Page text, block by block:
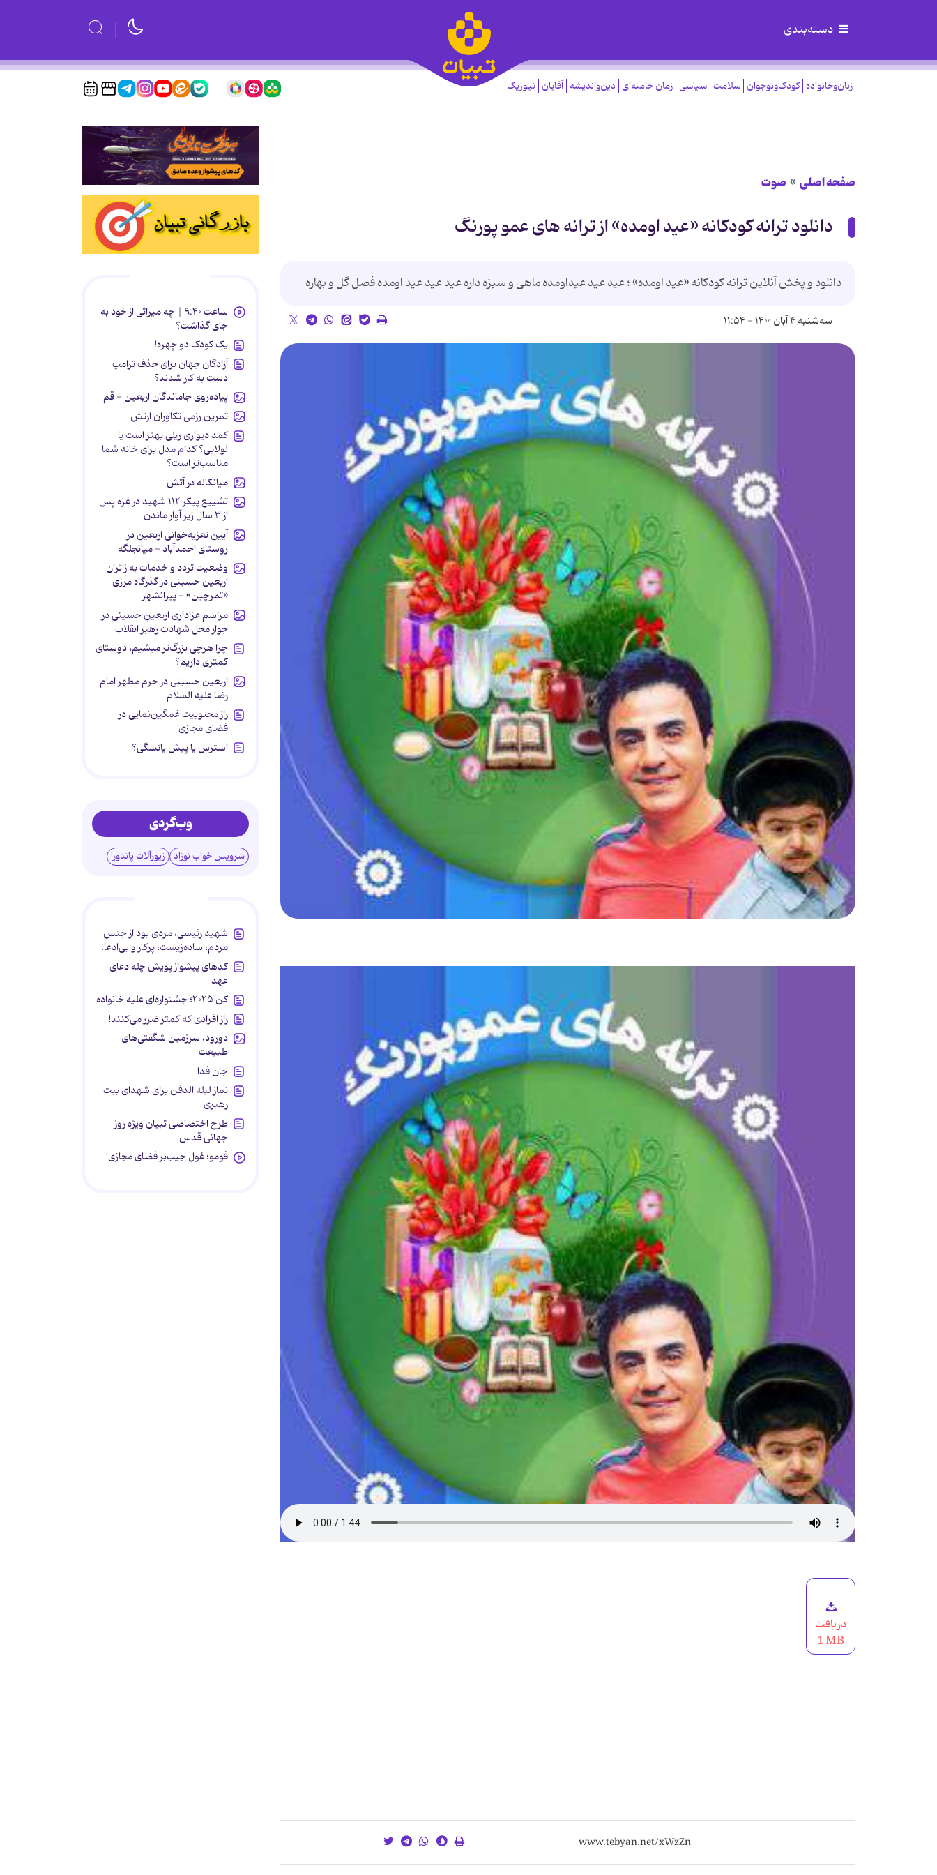
دسته‌بندی
زنان‌وخانواده کودک‌ونوجوان سلامت سیاسی زمان خامنه‌ای دین‌واندیشه آقایان نیوزیک
صفحه اصلی صوت
دانلود ترانه کودکانه «عید اومده» از ترانه های عمو پورنگ
دانلود و پخش آنلاین ترانه کودکانه «عید اومده» ؛ عید عید عیداومده ماهی و سبزه داره عید عید عید اومده فصل گل و بهاره
سه‌شنبه ۴ آبان ۱۴۰۰ - ۱۱:۵۴
دریافت
1 MB
ساعت ۹:۴۰ | چه میراثی از خود به
جای گذاشت؟
یک کودک دو چهره!
آزادگان جهان برای حذف ترامپ
دست به کار شدند؟
پیاده‌روی جاماندگان اربعین - قم
تمرین رزمی تکاوران ارتش
کمد دیواری ریلی بهتر است یا
لولایی؟ کدام مدل برای خانه شما
مناسب‌تر است؟
میانکاله در آتش
تشییع پیکر ۱۱۲ شهید در غزه پس
از ۳ سال زیر آوار ماندن
آیین تعزیه‌خوانی اربعین در
روستای احمدآباد - میانجلگه
وضعیت تردد و خدمات به زائران
اربعین حسینی در گذرگاه مرزی
«تمرچین» - پیرانشهر
مراسم عزاداری اربعینِ حسینی در
جوار محل شهادت رهبر انقلاب
چرا هرچی بزرگ‌تر میشیم، دوستای
کمتری داریم؟
اربعین حسینی در حرم مطهر امام
رضا علیه السلام
راز محبوبیت غمگین‌نمایی در
فضای مجازی
استرس یا پیش یائسگی؟
وب‌گردی
سرویس خواب نوزاد زیورآلات پاندورا
شهید رئیسی، مردی بود از جنس
مردم، ساده‌زیست، پرکار و بی‌ادعا.
کدهای پیشواز پویش چله دعای
عهد
کن ۲۰۲۵؛ جشنواره‌ای علیه خانواده
راز افرادی که کمتر ضرر می‌کنند!
دورود، سرزمین شگفتی‌های
طبیعت
جان فدا
نماز لیله الدفن برای شهدای بیت
رهبری
طرح اختصاصی تبیان ویژه روز
جهانی قدس
فومو؛ غول جیب‌بر فضای مجازی!